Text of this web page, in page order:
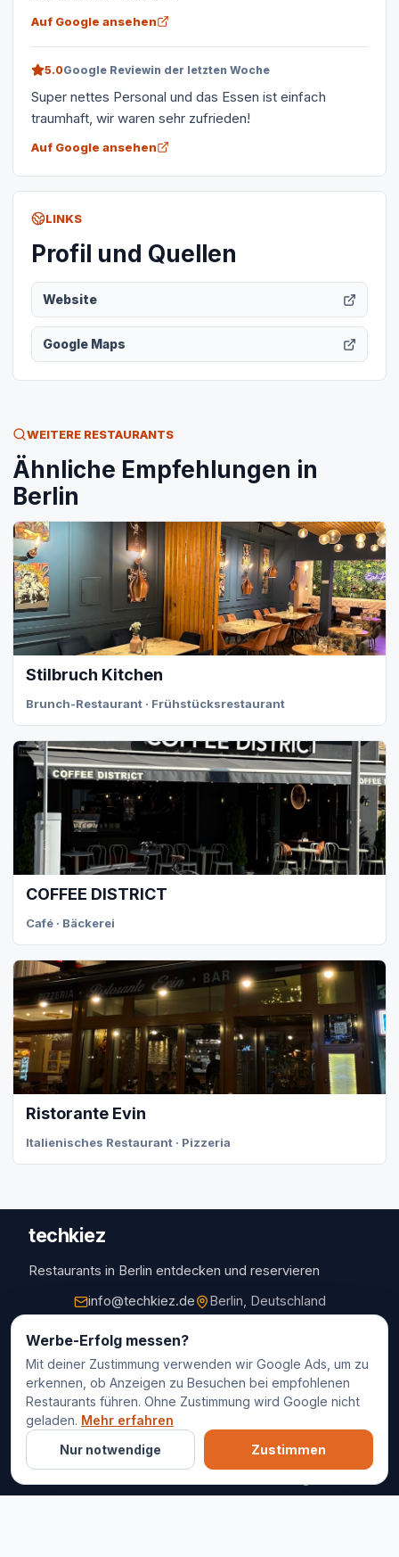
Auf Google ansehen
5.0Google Reviewin der letzten Woche
Super nettes Personal und das Essen ist einfach
traumhaft, wir waren sehr zufrieden!
Auf Google ansehen
LINKS
Profil und Quellen
Website
Google Maps
WEITERE RESTAURANTS
Ähnliche Empfehlungen in
Berlin
Stilbruch Kitchen
Brunch-Restaurant · Frühstücksrestaurant
COFFEE DISTRICT
Café · Bäckerei
Ristorante Evin
Italienisches Restaurant · Pizzeria
techkiez
Restaurants in Berlin entdecken und reservieren
info@techkiez.de
Berlin, Deutschland
Restaurants
Restaurantauswahl
Für Unternehmen
Kontakt
© 2025 techkiez. Alle Rechte vorbehalten.
Werbe-Erfolg messen?
Mit deiner Zustimmung verwenden wir Google Ads, um zu
erkennen, ob Anzeigen zu Besuchen bei empfohlenen
Restaurants führen. Ohne Zustimmung wird Google nicht
geladen. Mehr erfahren
Nur notwendige
Zustimmen